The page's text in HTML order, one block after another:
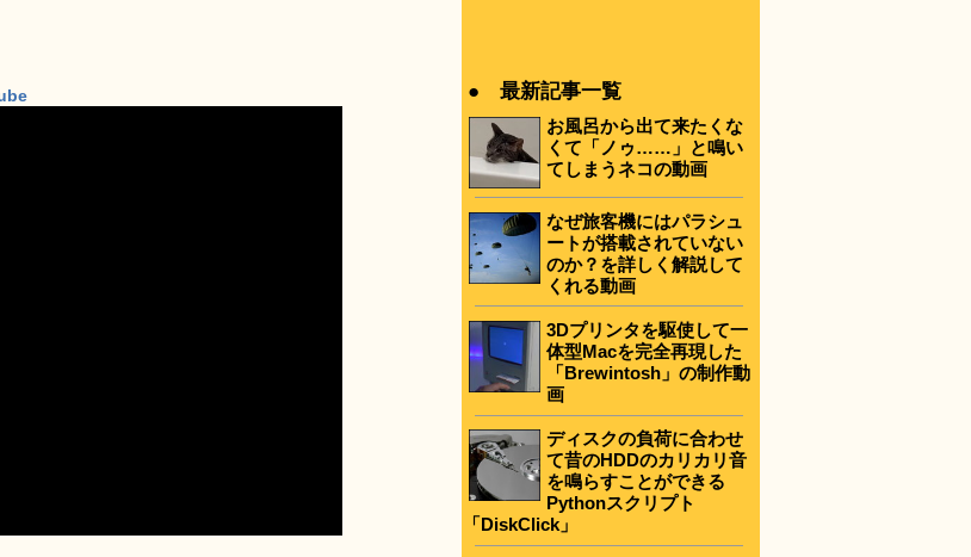
● 最新記事一覧
お風呂から出て来たくな
くて「ノゥ……」と鳴い
てしまうネコの動画
なぜ旅客機にはパラシュ
ートが搭載されていない
のか？を詳しく解説して
くれる動画
3Dプリンタを駆使して一
体型Macを完全再現した
「Brewintosh」の制作動
画
ディスクの負荷に合わせ
て昔のHDDのカリカリ音
を鳴らすことができる
Pythonスクリプト
「DiskClick」